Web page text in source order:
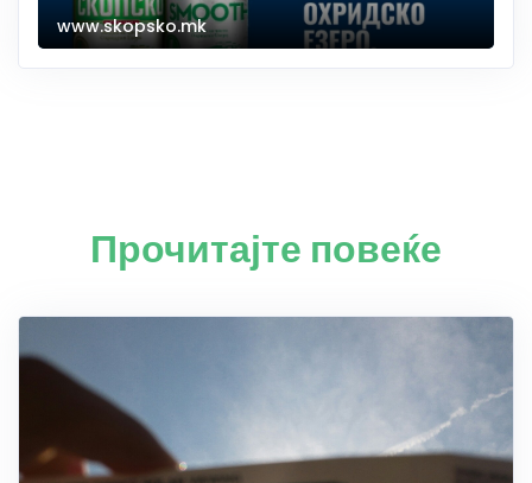
www.skopsko.mk
Прочитајте повеќе